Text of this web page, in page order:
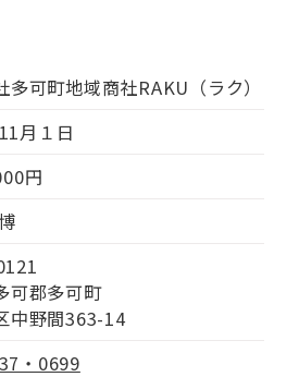
多可町地域商社RAKU（ラク）
月１日
円
可郡多可町
中野間363-14
・0699